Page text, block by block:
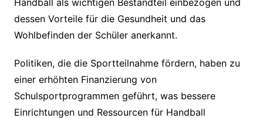
dessen Vorteile für die Gesundheit und das
Wohlbefinden der Schüler anerkannt.
Politiken, die die Sportteilnahme fördern, haben zu
einer erhöhten Finanzierung von
Schulsportprogrammen geführt, was bessere
Einrichtungen und Ressourcen für Handball